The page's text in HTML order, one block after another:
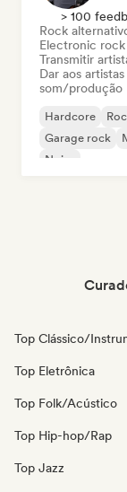
> 100
Rock
Electronic rock
Transmitir
Dar aos
som/produção
Hardcore
Garage rock
Noise
Top Clássico/
Top Eletrônica
Top Folk/Acústico
Top Hip-hop/Rap
Top Jazz